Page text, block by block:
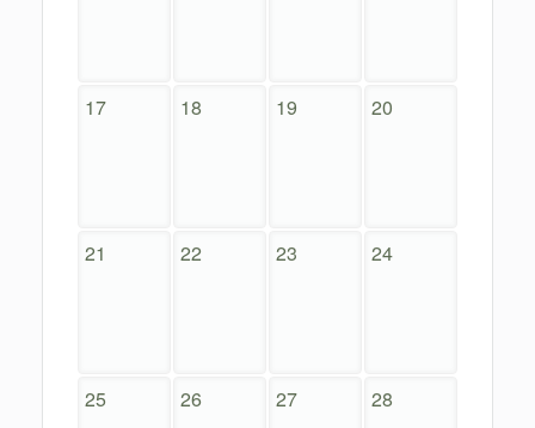
17 18 19 20
21 22 23 24
25 26 27 28